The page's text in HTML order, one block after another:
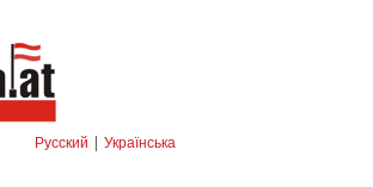
Русский Українська